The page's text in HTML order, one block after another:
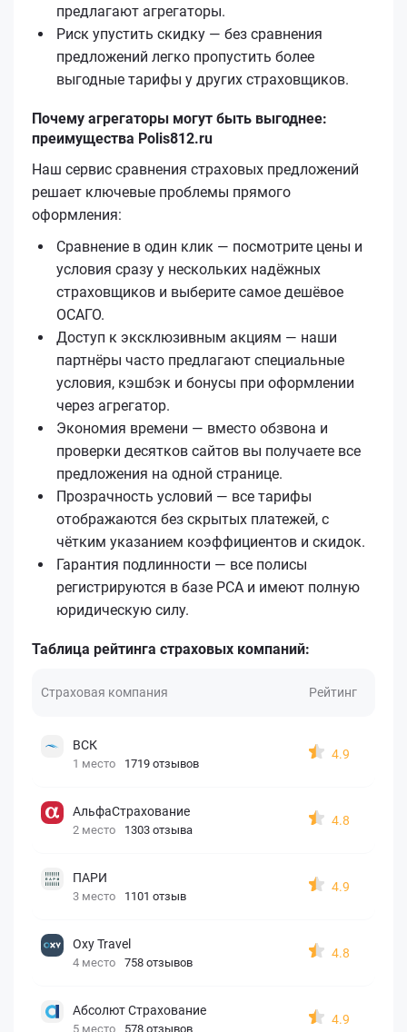
предлагают агрегаторы.
Риск упустить скидку — без сравнения
предложений легко пропустить более
выгодные тарифы у других страховщиков.
Почему агрегаторы могут быть выгоднее:
преимущества Polis812.ru
Наш сервис сравнения страховых предложений
решает ключевые проблемы прямого
оформления:
Сравнение в один клик — посмотрите цены и
условия сразу у нескольких надёжных
страховщиков и выберите самое дешёвое
ОСАГО.
Доступ к эксклюзивным акциям — наши
партнёры часто предлагают специальные
условия, кэшбэк и бонусы при оформлении
через агрегатор.
Экономия времени — вместо обзвона и
проверки десятков сайтов вы получаете все
предложения на одной странице.
Прозрачность условий — все тарифы
отображаются без скрытых платежей, с
чётким указанием коэффициентов и скидок.
Гарантия подлинности — все полисы
регистрируются в базе РСА и имеют полную
юридическую силу.
Таблица рейтинга страховых компаний:
Страховая компания Рейтинг
ВСК
1 место 1719 отзывов
4.9
АльфаСтрахование
2 место 1303 отзыва
4.8
ПАРИ
3 место 1101 отзыв
4.9
Oxy Travel
4 место 758 отзывов
4.8
Абсолют Страхование
5 место 578 отзывов
4.9